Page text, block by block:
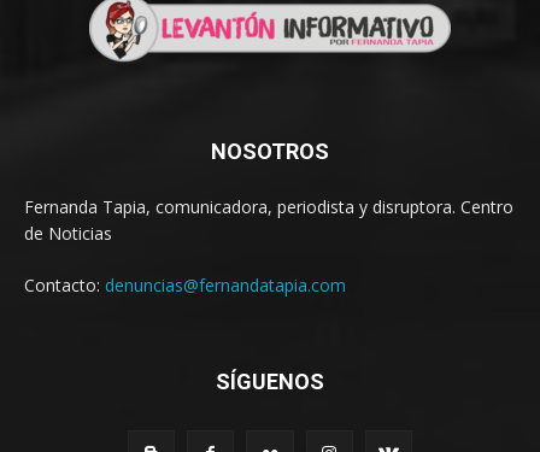
NOSOTROS
Fernanda Tapia, comunicadora, periodista y disruptora. Centro
de Noticias
Contacto: denuncias@fernandatapia.com
SÍGUENOS